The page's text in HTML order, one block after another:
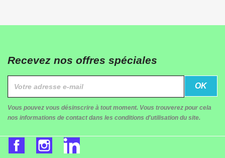
Recevez nos offres spéciales
Vous pouvez vous désinscrire à tout moment. Vous trouverez pour cela
nos informations de contact dans les conditions d'utilisation du site.
FacebookInstagram